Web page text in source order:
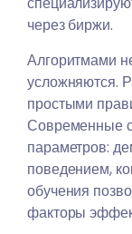
через биржи.
Алгоритмами
усложняются.
простыми
Современные
параметров:
поведением,
обучения
факторы